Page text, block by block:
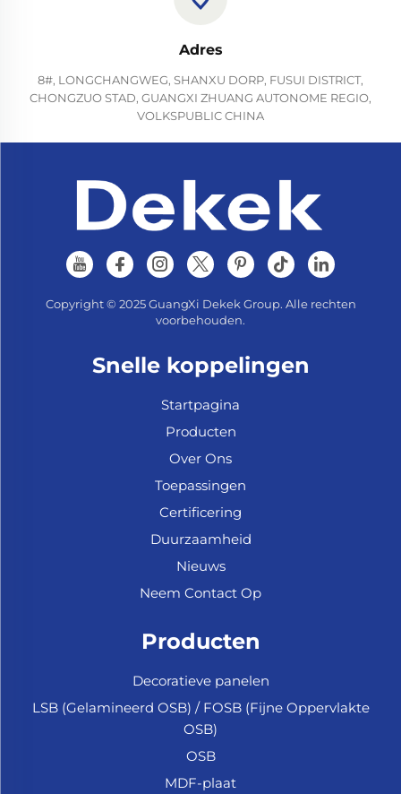
Adres
8#, LONGCHANGWEG, SHANXU DORP, FUSUI DISTRICT,
CHONGZUO STAD, GUANGXI ZHUANG AUTONOME REGIO,
VOLKSPUBLIC CHINA
Copyright © 2025 GuangXi Dekek Group. Alle rechten
voorbehouden.
Snelle koppelingen
Startpagina
Producten
Over Ons
Toepassingen
Certificering
Duurzaamheid
Nieuws
Neem Contact Op
Producten
Decoratieve panelen
LSB (Gelamineerd OSB) / FOSB (Fijne Oppervlakte
OSB)
OSB
MDF-plaat